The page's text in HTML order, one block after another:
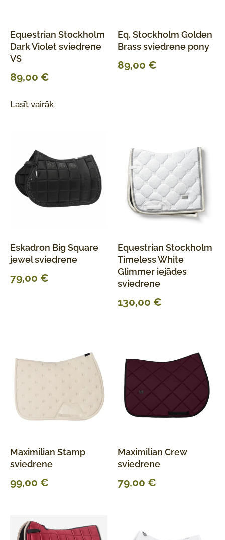
Equestrian Stockholm
Dark Violet sviedrene
VS
89,00 €
Lasīt vairāk
Eq. Stockholm Golden
Brass sviedrene pony
89,00 €
Eskadron Big Square
jewel sviedrene
79,00 €
Equestrian Stockholm
Timeless White
Glimmer iejādes
sviedrene
130,00 €
Maximilian Stamp
sviedrene
99,00 €
Maximilian Crew
sviedrene
79,00 €